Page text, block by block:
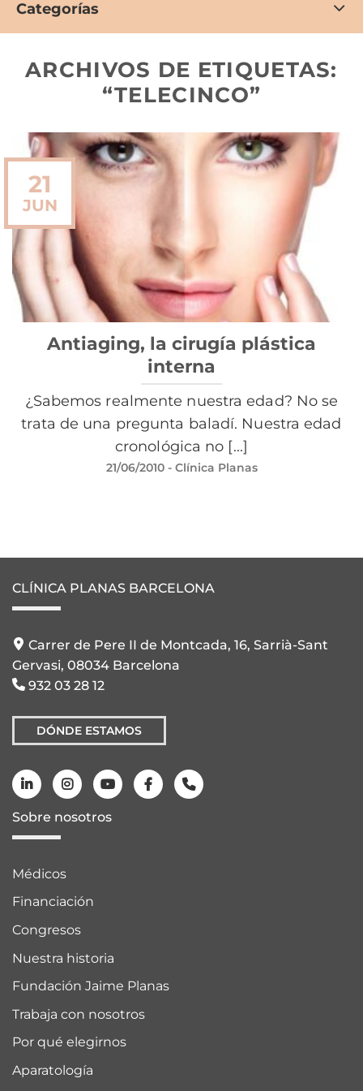
Categorías
ARCHIVOS DE ETIQUETAS:
“TELECINCO”
Antiaging, la cirugía plástica
interna
¿Sabemos realmente nuestra edad? No se
trata de una pregunta baladí. Nuestra edad
cronológica no [...]
21/06/2010- Clínica Planas
21
JUN
CLÍNICA PLANAS BARCELONA
Carrer de Pere II de Montcada, 16, Sarrià-Sant
Gervasi, 08034 Barcelona
932 03 28 12
DÓNDE ESTAMOS
Sobre nosotros
Médicos
Financiación
Congresos
Nuestra historia
Fundación Jaime Planas
Trabaja con nosotros
Por qué elegirnos
Aparatología